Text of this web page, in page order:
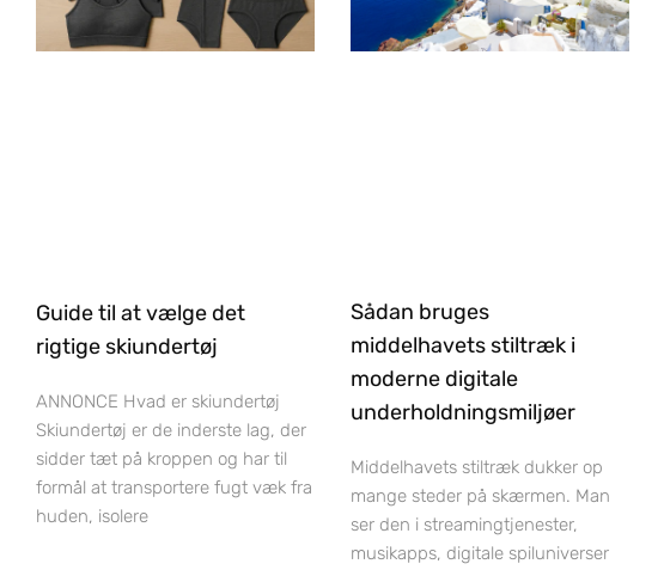
Guide til at vælge det
rigtige skiundertøj
ANNONCE Hvad er skiundertøj
Skiundertøj er de inderste lag, der
sidder tæt på kroppen og har til
formål at transportere fugt væk fra
huden, isolere
Sådan bruges
middelhavets stiltræk i
moderne digitale
underholdningsmiljøer
Middelhavets stiltræk dukker op
mange steder på skærmen. Man
ser den i streamingtjenester,
musikapps, digitale spiluniverser